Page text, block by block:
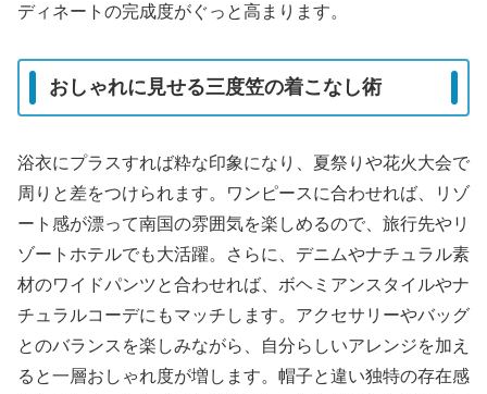
ディネートの完成度がぐっと高まります。
おしゃれに見せる三度笠の着こなし術
浴衣にプラスすれば粋な印象になり、夏祭りや花火大会で
周りと差をつけられます。ワンピースに合わせれば、リゾ
ート感が漂って南国の雰囲気を楽しめるので、旅行先やリ
ゾートホテルでも大活躍。さらに、デニムやナチュラル素
材のワイドパンツと合わせれば、ボヘミアンスタイルやナ
チュラルコーデにもマッチします。アクセサリーやバッグ
とのバランスを楽しみながら、自分らしいアレンジを加え
ると一層おしゃれ度が増します。帽子と違い独特の存在感